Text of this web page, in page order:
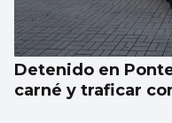
Detenido en
carné y traficar